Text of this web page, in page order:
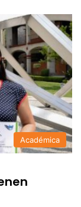
Académica